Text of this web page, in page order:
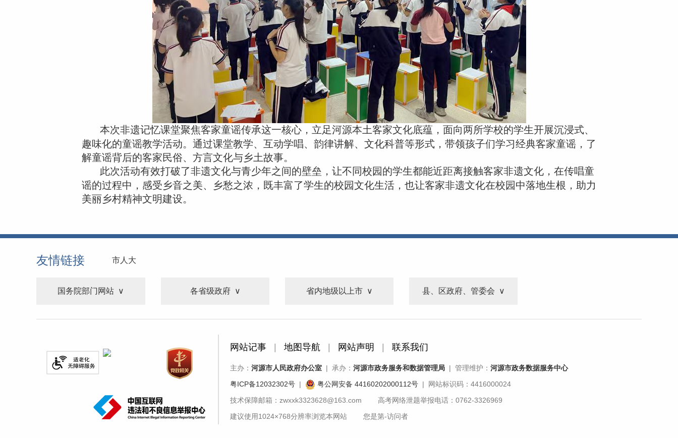
本次非遗记忆课堂聚焦客家童谣传承这一核心，立足河源本土客家文化底蕴，面向两所学校的学生开展沉浸式、
趣味化的童谣教学活动。通过课堂教学、互动学唱、韵律讲解、文化科普等形式，带领孩子们学习经典客家童谣，了
解童谣背后的客家民俗、方言文化与乡土故事。
此次活动有效打破了非遗文化与青少年之间的壁垒，让不同校园的学生都能近距离接触客家非遗文化，在传唱童
谣的过程中，感受乡音之美、乡愁之浓，既丰富了学生的校园文化生活，也让客家非遗文化在校园中落地生根，助力
美丽乡村精神文明建设。
友情链接 市人大
国务院部门网站 各省级政府 省内地级以上市 县、区政府、管委会
网站记事 地图导航 网站声明 联系我们
主办： 河源市人民政府办公室 | 承办： 河源市政务服务和数据管理局 | 管理维护： 河源市政务数据服务中心
粤ICP备12032302号 | 粤公网安备 44160202000112号 | 网站标识码：4416000024
技术保障邮箱：zwxxk3323628@163.com 高考网络泄题举报电话：0762-3326969
建议使用1024×768分辨率浏览本网站 您是第-访问者